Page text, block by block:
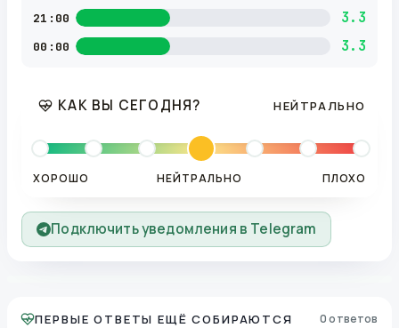
21:00 3.3
00:00 3.3
КАК ВЫ СЕГОДНЯ? НЕЙТРАЛЬНО
ХОРОШО НЕЙТРАЛЬНО ПЛОХО
Подключить уведомления в Telegram
ПЕРВЫЕ ОТВЕТЫ ЕЩЁ СОБИРАЮТСЯ 0 ответов